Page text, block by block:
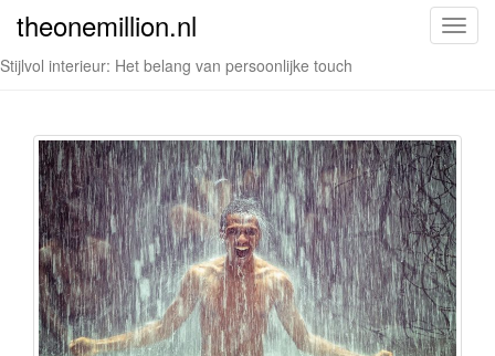
T
l
e
n
a
v
i
g
a
t
theonemillion.nl
Stijlvol interieur: Het belang van persoonlijke touch